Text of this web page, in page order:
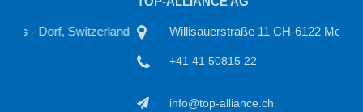
Willisauerstraße 11 CH-6122 Menznau, Switzerland
+41 41 50815 22
info@top-alliance.ch